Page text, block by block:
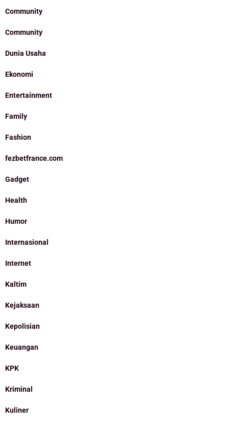
Community
Community
Dunia Usaha
Ekonomi
Entertainment
Family
Fashion
fezbetfrance.com
Gadget
Health
Humor
Internasional
Internet
Kaltim
Kejaksaan
Kepolisian
Keuangan
KPK
Kriminal
Kuliner